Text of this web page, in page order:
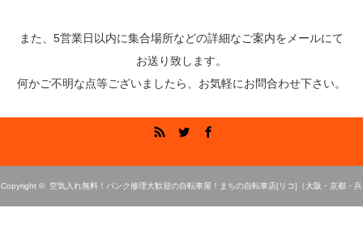
また、5営業日以内に集合場所などの詳細なご案内をメールにて
お送り致します。
何かご不明な点等ございましたら、お気軽にお問合わせ下さい。
Copyright © 空気入れ無料！パンク修理大歓迎の自転車屋！まちの自転車店[リコ]（大阪・京都・兵